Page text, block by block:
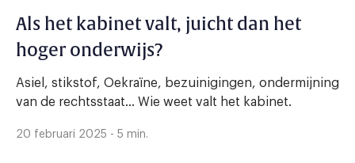
Als het kabinet valt, juicht dan het
hoger onderwijs?
Asiel, stikstof, Oekraïne, bezuinigingen, ondermijning
van de rechtsstaat… Wie weet valt het kabinet.
20 februari 2025 - 5 min.